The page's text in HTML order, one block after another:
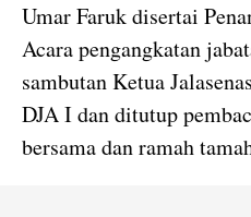
Umar Faruk disertai
Acara pengangkatan
sambutan Ketua
DJA I dan ditutup
bersama dan ramah